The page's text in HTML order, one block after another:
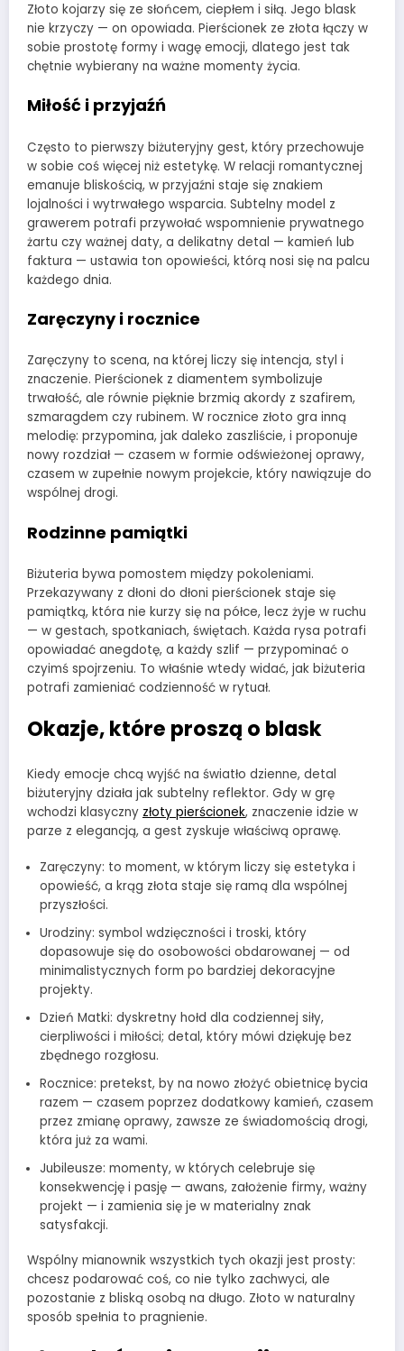
Złoto kojarzy się ze słońcem, ciepłem i siłą. Jego blask
nie krzyczy — on opowiada. Pierścionek ze złota łączy w
sobie prostotę formy i wagę emocji, dlatego jest tak
chętnie wybierany na ważne momenty życia.
Miłość i przyjaźń
Często to pierwszy biżuteryjny gest, który przechowuje
w sobie coś więcej niż estetykę. W relacji romantycznej
emanuje bliskością, w przyjaźni staje się znakiem
lojalności i wytrwałego wsparcia. Subtelny model z
grawerem potrafi przywołać wspomnienie prywatnego
żartu czy ważnej daty, a delikatny detal — kamień lub
faktura — ustawia ton opowieści, którą nosi się na palcu
każdego dnia.
Zaręczyny i rocznice
Zaręczyny to scena, na której liczy się intencja, styl i
znaczenie. Pierścionek z diamentem symbolizuje
trwałość, ale równie pięknie brzmią akordy z szafirem,
szmaragdem czy rubinem. W rocznice złoto gra inną
melodię: przypomina, jak daleko zaszliście, i proponuje
nowy rozdział — czasem w formie odświeżonej oprawy,
czasem w zupełnie nowym projekcie, który nawiązuje do
wspólnej drogi.
Rodzinne pamiątki
Biżuteria bywa pomostem między pokoleniami.
Przekazywany z dłoni do dłoni pierścionek staje się
pamiątką, która nie kurzy się na półce, lecz żyje w ruchu
— w gestach, spotkaniach, świętach. Każda rysa potrafi
opowiadać anegdotę, a każdy szlif — przypominać o
czyimś spojrzeniu. To właśnie wtedy widać, jak biżuteria
potrafi zamieniać codzienność w rytuał.
Okazje, które proszą o blask
Kiedy emocje chcą wyjść na światło dzienne, detal
biżuteryjny działa jak subtelny reflektor. Gdy w grę
wchodzi klasyczny złoty pierścionek, znaczenie idzie w
parze z elegancją, a gest zyskuje właściwą oprawę.
Zaręczyny: to moment, w którym liczy się estetyka i
opowieść, a krąg złota staje się ramą dla wspólnej
przyszłości.
Urodziny: symbol wdzięczności i troski, który
dopasowuje się do osobowości obdarowanej — od
minimalistycznych form po bardziej dekoracyjne
projekty.
Dzień Matki: dyskretny hołd dla codziennej siły,
cierpliwości i miłości; detal, który mówi dziękuję bez
zbędnego rozgłosu.
Rocznice: pretekst, by na nowo złożyć obietnicę bycia
razem — czasem poprzez dodatkowy kamień, czasem
przez zmianę oprawy, zawsze ze świadomością drogi,
która już za wami.
Jubileusze: momenty, w których celebruje się
konsekwencję i pasję — awans, założenie firmy, ważny
projekt — i zamienia się je w materialny znak
satysfakcji.
Wspólny mianownik wszystkich tych okazji jest prosty:
chcesz podarować coś, co nie tylko zachwyci, ale
pozostanie z bliską osobą na długo. Złoto w naturalny
sposób spełnia to pragnienie.